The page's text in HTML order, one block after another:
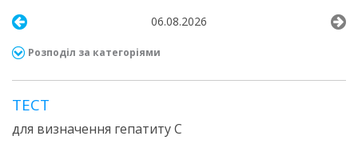
06.08.2026
Розподіл за категоріями
ТЕСТ
для визначення гепатиту С